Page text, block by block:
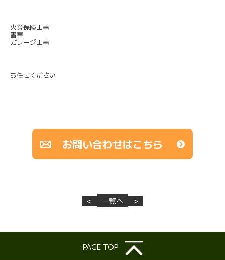
火災保険工事
雪害
ガレージ工事
お任せください
お問い合わせはこちら
< 一覧へ >
PAGE TOP